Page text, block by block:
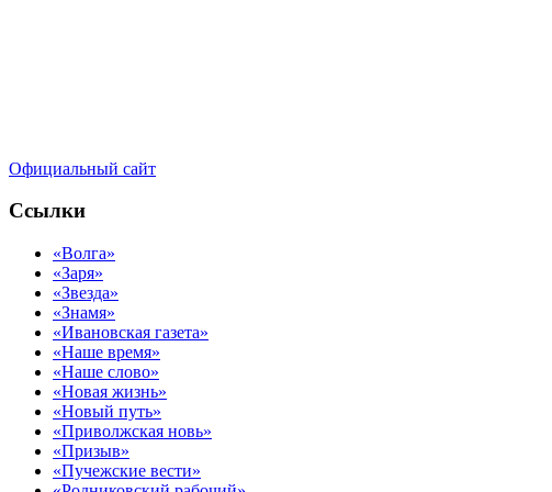
Официальный сайт
Ссылки
«Волга»
«Заря»
«Звезда»
«Знамя»
«Ивановская газета»
«Наше время»
«Наше слово»
«Новая жизнь»
«Новый путь»
«Приволжская новь»
«Призыв»
«Пучежские вести»